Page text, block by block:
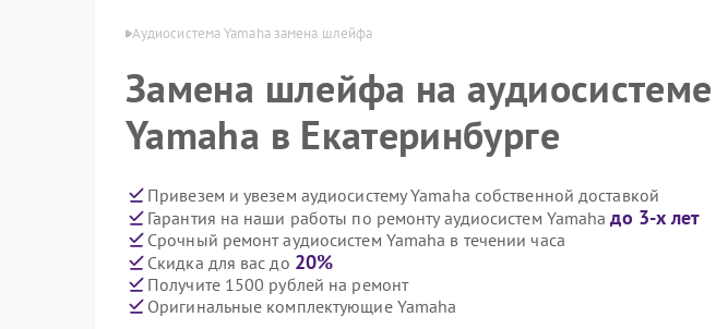
Аудиосистема Yamaha замена шлейфа
Замена шлейфа на аудиосистеме
Yamaha в Екатеринбурге
Привезем и увезем аудиосистему Yamaha собственной доставкой
Гарантия на наши работы по ремонту аудиосистем Yamahaдо 3-х лет
Срочный ремонт аудиосистем Yamaha в течении часа
Скидка для вас до 20%
Получите 1500 рублей на ремонт
Оригинальные комплектующие Yamaha